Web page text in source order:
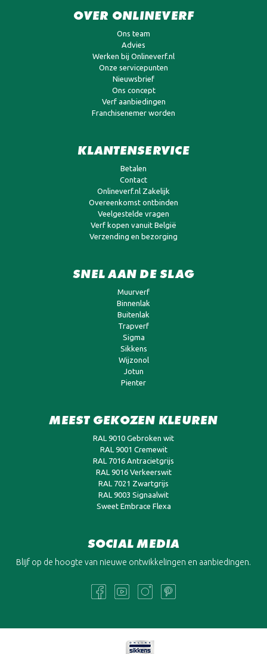
OVER ONLINEVERF
Ons team
Advies
Werken bij Onlineverf.nl
Onze servicepunten
Nieuwsbrief
Ons concept
Verf aanbiedingen
Franchisenemer worden
KLANTENSERVICE
Betalen
Contact
Onlineverf.nl Zakelijk
Overeenkomst ontbinden
Veelgestelde vragen
Verf kopen vanuit België
Verzending en bezorging
SNEL AAN DE SLAG
Muurverf
Binnenlak
Buitenlak
Trapverf
Sigma
Sikkens
Wijzonol
Jotun
Pienter
MEEST GEKOZEN KLEUREN
RAL 9010 Gebroken wit
RAL 9001 Cremewit
RAL 7016 Antracietgrijs
RAL 9016 Verkeerswit
RAL 7021 Zwartgrijs
RAL 9003 Signaalwit
Sweet Embrace Flexa
SOCIAL MEDIA
Blijf op de hoogte van nieuwe ontwikkelingen en aanbiedingen.